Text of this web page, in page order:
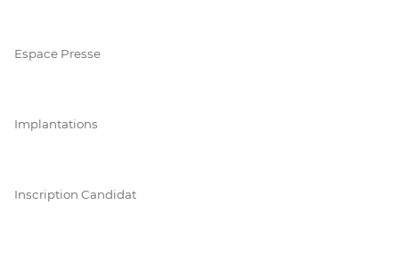
Espace Presse
Implantations
Inscription Candidat